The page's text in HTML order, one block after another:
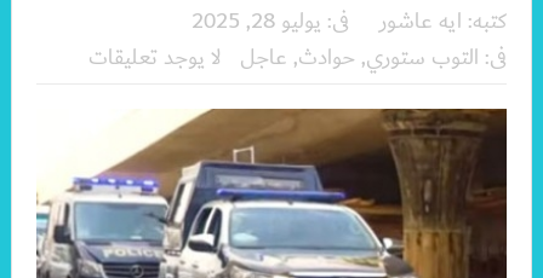
كتبه: ايه عاشور فى: يوليو 28, 2025
فى: التوب ستوري, حوادث, عاجل لا يوجد تعليقات